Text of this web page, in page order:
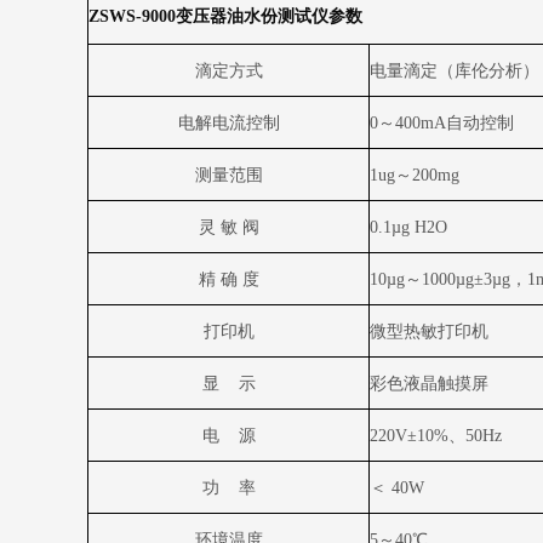
ZSWS-9000变压器油水份测试仪参数
滴定方式 电量滴定（库伦分析）
电解电流控制 0 ～ 400mA 自动控制
测量范围 1ug ～ 200mg
灵 敏 阀 0.1µg H2O
精 确 度 10µg ～ 1000µg±3µg ，
打印机 微型热敏打印机
显 示 彩色液晶触摸屏
电 源 220V±10% 50Hz
功 率 ＜ 40W